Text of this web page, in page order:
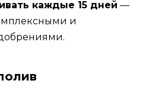
каждые 15 дней —
и